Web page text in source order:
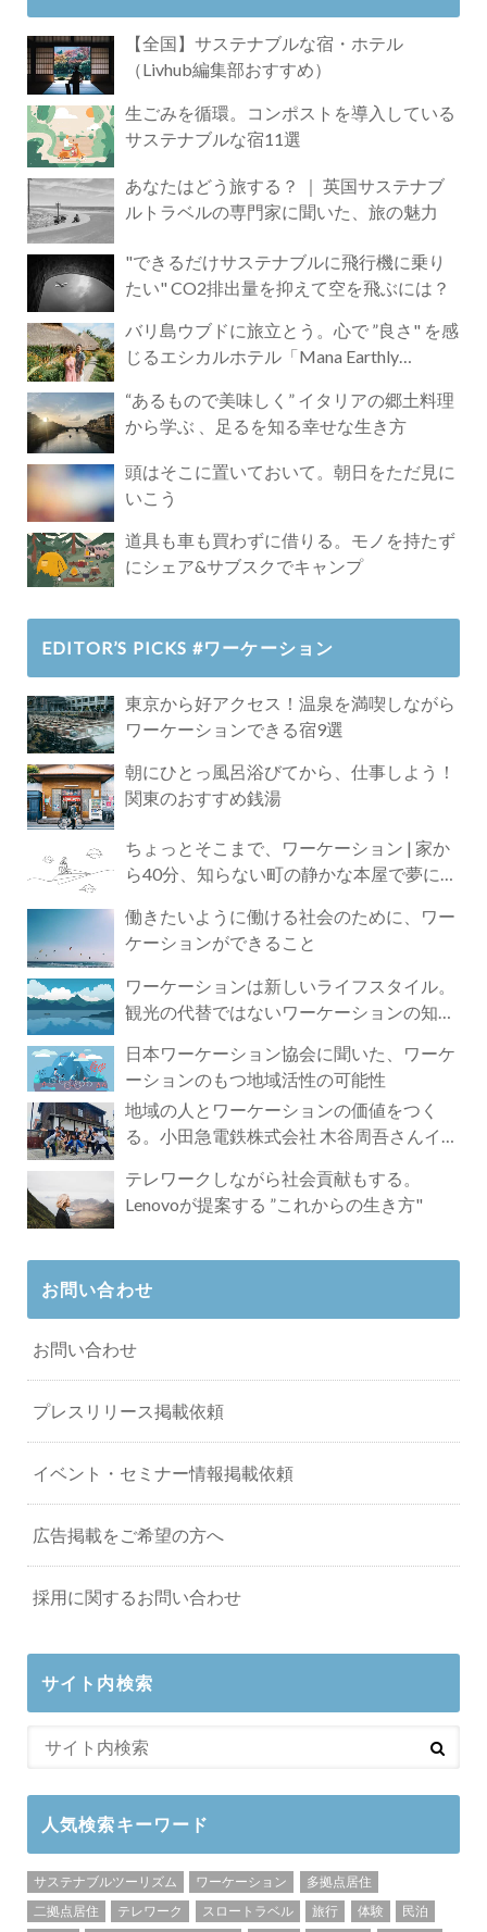
【全国】サステナブルな宿・ホテル
（Livhub編集部おすすめ）
生ごみを循環。コンポストを導入している
サステナブルな宿11選
あなたはどう旅する？ ｜ 英国サステナブ
ルトラベルの専門家に聞いた、旅の魅力
"できるだけサステナブルに飛行機に乗り
たい" CO2排出量を抑えて空を飛ぶには？
バリ島ウブドに旅立とう。心で ”良さ" を感
じるエシカルホテル「Mana Earthly
“あるもので美味しく” イタリアの郷土料理
から学ぶ 、足るを知る幸せな生き方
頭はそこに置いておいて。朝日をただ見に
いこう
道具も車も買わずに借りる。モノを持たず
にシェア&サブスクでキャンプ
EDITOR’S PICKS #ワーケーション
東京から好アクセス！温泉を満喫しながら
ワーケーションできる宿9選
朝にひとっ風呂浴びてから、仕事しよう！
関東のおすすめ銭湯
ちょっとそこまで、ワーケーション | 家か
ら40分、知らない町の静かな本屋で夢に近
働きたいように働ける社会のために、ワー
ケーションができること
ワーケーションは新しいライフスタイル。
観光の代替ではないワーケーションの知ら
日本ワーケーション協会に聞いた、ワーケ
ーションのもつ地域活性の可能性
地域の人とワーケーションの価値をつく
る。小田急電鉄株式会社 木谷周吾さんイン
テレワークしながら社会貢献もする。
Lenovoが提案する ”これからの生き方"
お問い合わせ
お問い合わせ
プレスリリース掲載依頼
イベント・セミナー情報掲載依頼
広告掲載をご希望の方へ
採用に関するお問い合わせ
サイト内検索
人気検索キーワード
サステナブルツーリズム ワーケーション
多拠点居住
二拠点居住
テレワーク スロートラベル 旅行 体験
民泊